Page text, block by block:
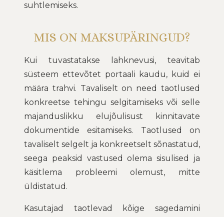
suhtlemiseks.
MIS ON MAKSUPÄRINGUD?
Kui tuvastatakse lahknevusi, teavitab
süsteem ettevõtet portaali kaudu, kuid ei
määra trahvi. Tavaliselt on need taotlused
konkreetse tehingu selgitamiseks või selle
majanduslikku elujõulisust kinnitavate
dokumentide esitamiseks. Taotlused on
tavaliselt selgelt ja konkreetselt sõnastatud,
seega peaksid vastused olema sisulised ja
käsitlema probleemi olemust, mitte
üldistatud.
Kasutajad taotlevad kõige sagedamini